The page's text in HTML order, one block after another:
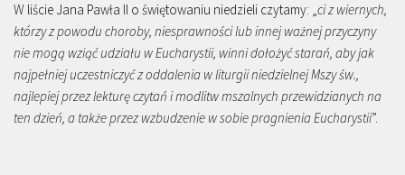
W liście Jana Pawła II o świętowaniu niedzieli czytamy: „ci z wiernych,
którzy z powodu choroby, niesprawności lub innej ważnej przyczyny
nie mogą wziąć udziału w Eucharystii, winni dołożyć starań, aby jak
najpełniej uczestniczyć z oddalenia w liturgii niedzielnej Mszy św.,
najlepiej przez lekturę czytań i modlitw mszalnych przewidzianych na
ten dzień, a także przez wzbudzenie w sobie pragnienia Eucharystii”.